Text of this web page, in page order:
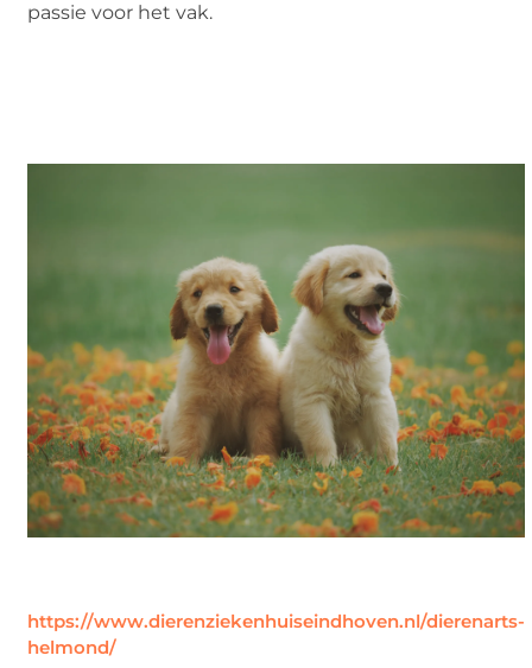
passie voor het vak.
https://www.dierenziekenhuiseindhoven.nl/dierenarts-
helmond/